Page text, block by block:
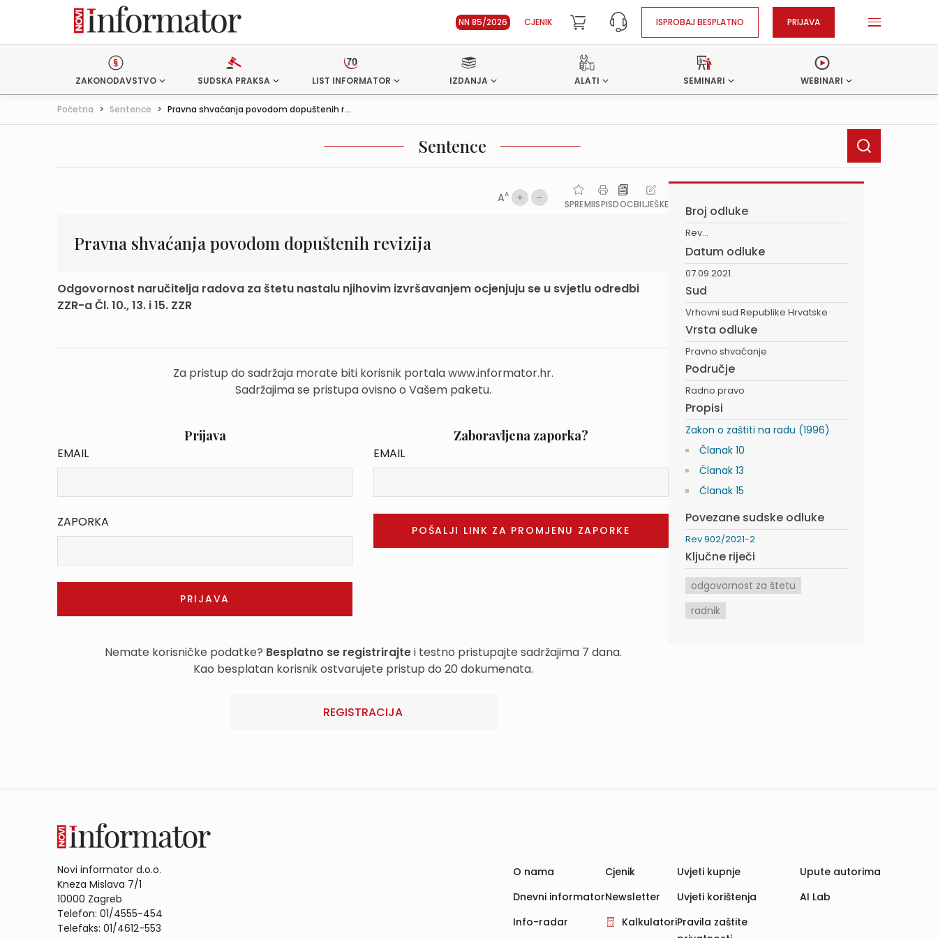
NN 85/2026 CJENIK ISPROBAJ BESPLATNO PRIJAVA
ZAKONODAVSTVO SUDSKA PRAKSA LIST INFORMATOR IZDANJA ALATI SEMINARI WEBINARI
Početna > Sentence > Pravna shvaćanja povodom dopuštenih r...
Sentence
AA
SPREMIISPISDOCBILJEŠKE
Pravna shvaćanja povodom dopuštenih revizija
Odgovornost naručitelja radova za štetu nastalu njihovim izvršavanjem ocjenjuju se u svjetlu odredbi
ZZR-a Čl. 10., 13. i 15. ZZR
Za pristup do sadržaja morate biti korisnik portala www.informator.hr.
Sadržajima se pristupa ovisno o Vašem paketu.
Prijava
EMAIL
ZAPORKA
Zaboravljena zaporka?
EMAIL
Nemate korisničke podatke? Besplatno se registrirajtei testno pristupajte sadržajima 7 dana.
Kao besplatan korisnik ostvarujete pristup do 20 dokumenata.
REGISTRACIJA
Broj odluke
Rev...
Datum odluke
07.09.2021.
Sud
Vrhovni sud Republike Hrvatske
Vrsta odluke
Pravno shvaćanje
Područje
Radno pravo
Propisi
Zakon o zaštiti na radu (1996)
Članak 10
Članak 13
Članak 15
Povezane sudske odluke
Rev 902/2021-2
Ključne riječi
odgovornost za štetu
radnik
Novi informator d.o.o.
Kneza Mislava 7/1
10000 Zagreb
Telefon: 01/4555-454
Telefaks: 01/4612-553
O nama
Dnevni informator
Info-radar
Cjenik
Newsletter
Kalkulatori
Uvjeti kupnje
Uvjeti korištenja
Pravila zaštite
Upute autorima
AI Lab